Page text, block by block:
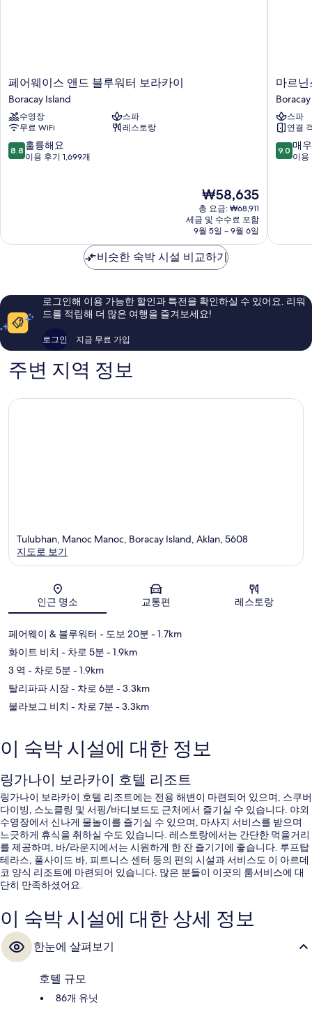
페
어
웨
이
스
앤
드
카
페어웨이스 앤드 블루워터 보라카이
Boracay Island
수영장
스파
무료 WiFi
레스토랑
10
점
륭
용
기
1,699
8.8 훌륭해요
이용 후기 1,699개
현
재
요
금
₩58,635
₩58,635
총 요금: ₩68,911
세금 및 수수료 포함
9월 5일 ~ 9월 6일
마
르
닌
스
플
레
이
Island
마르
스파
연결
10
점
우
요,
이
9.0 매
이용
비슷한 숙박 시설 비교하기
로그인해 이용 가능한 할인과 특전을 확인하실 수 있어요. 리워
드를 적립해 더 많은 여행을 즐겨보세요!
로그인 지금 무료 가입
주변 지역 정보
지도
Tulubhan, Manoc Manoc, Boracay Island, Aklan, 5608
지도로 보기
인근 명소 교통편 레스토랑
페어웨이 & 블루워터 - 도보 20분 - 1.7km
화이트 비치 - 차로 5분 - 1.9km
3 역 - 차로 5분 - 1.9km
탈리파파 시장- 차로 6분 - 3.3km
불라보그 비치 - 차로 7분 - 3.3km
이 숙박 시설에 대한 정보
링가나이 보라카이 호텔 리조트
링가나이 보라카이 호텔 리조트에는 전용 해변이 마련되어 있으며, 스쿠버
다이빙, 스노클링 및 서핑/바디보드도 근처에서 즐기실 수 있습니다. 야외
수영장에서 신나게 물놀이를 즐기실 수 있으며, 마사지 서비스를 받으며
느긋하게 휴식을 취하실 수도 있습니다. 레스토랑에서는 간단한 먹을거리
를 제공하며, 바/라운지에서는 시원하게 한 잔 즐기기에 좋습니다. 루프탑
테라스, 풀사이드 바, 피트니스 센터 등의 편의 시설과 서비스도 이 아르데
코 양식 리조트에 마련되어 있습니다. 많은 분들이 이곳의 룸서비스에 대
단히 만족하셨어요.
이 숙박 시설에 대한 상세 정보
한눈에 살펴보기
호텔 규모
86개 유닛